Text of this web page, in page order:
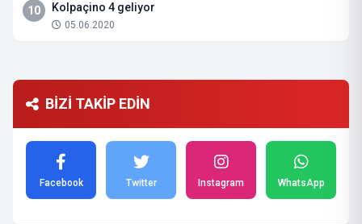
10 Kolpaçino 4 geliyor
05.06.2020
BİZİ TAKİP EDİN
Facebook Twitter Instagram WhatsApp